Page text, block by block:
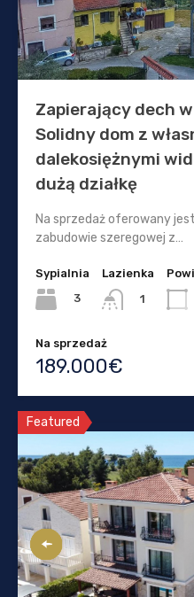
Zapierający dech
Solidny dom z
dalekosiężnymi
dużą działkę
Na sprzedaż oferowany
zabudowie szeregowej z…
Sypialnia
3
Lazienka
1
Na sprzedaż
189.000€
Featured